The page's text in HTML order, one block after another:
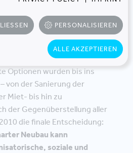
sowie den Bedürfnissen
KundInnen nachhaltig
wir die benötigte
Optionen wurden bis ins
von der Sanierung der
Miet- bis hin zu
der Gegenüberstellung aller
die finale Entscheidung:
Neubau kann
soziale und
PERSONALISIEREN
ALLE AKZEPTIEREN